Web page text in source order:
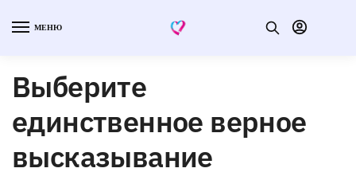
МЕНЮ
Выберите
единственное верное
высказывание